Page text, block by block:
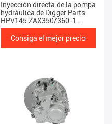
Inyección directa de la pompa
hydráulica de Digger Parts
HPV145 ZAX350/360-1
Hitachi
Consiga el mejor precio